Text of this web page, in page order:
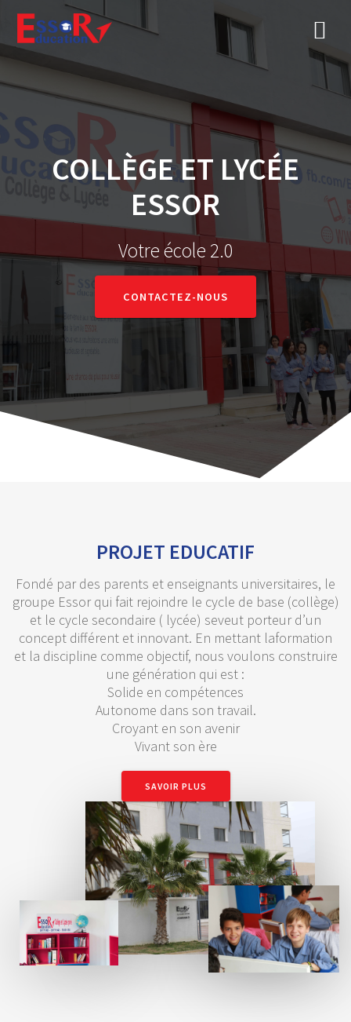
COLLÈGE ET LYCÉE
ESSOR
Votre école 2.0
CONTACTEZ-NOUS
PROJET EDUCATIF
Fondé par des parents et enseignants universitaires, le
groupe Essor qui fait rejoindre le cycle de base (collège)
et le cycle secondaire ( lycée) seveut porteur d’un
concept différent et innovant. En mettant laformation
et la discipline comme objectif, nous voulons construire
une génération qui est :
Solide en compétences
Autonome dans son travail.
Croyant en son avenir
Vivant son ère
SAVOIR PLUS